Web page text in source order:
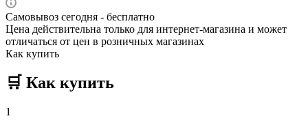
Самовывоз сегодня - бесплатно
Цена действительна только для интернет-магазина и может
отличаться от цен в розничных магазинах
Как купить
🛒 Как купить
1